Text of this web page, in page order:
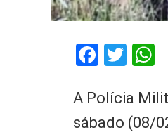
A Polícia
sábado (08/